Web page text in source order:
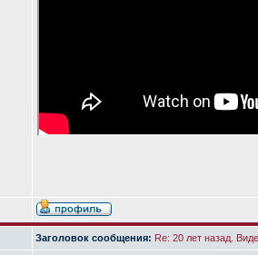
Заголовок сообщения: Re: 20 лет назад.